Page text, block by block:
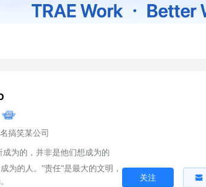
搞笑某公司
成为的，并非是他们想成为的
为的人。“责任”是最大的文明，
关注